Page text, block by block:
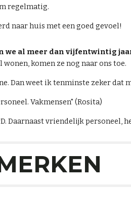
regelmatig.
naar huis met een goed gevoel!
we al meer dan vijfentwintig
komen ze nog naar ons toe.
Dan weet ik tenminste zeker dat
Vakmensen" (Rosita)
Daarnaast vriendelijk personeel,